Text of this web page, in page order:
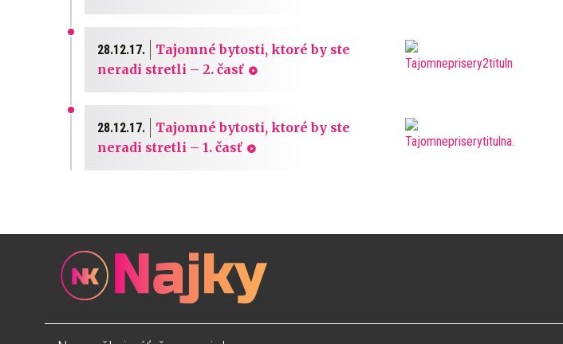
28.12.17.
Tajomné bytosti, ktoré by ste
neradi stretli – 2. časť
28.12.17.
Tajomné bytosti, ktoré by ste
neradi stretli – 1. časť